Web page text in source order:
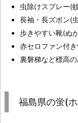
虫除けスプレー(
長袖・長ズボン(
歩きやすい靴(ぬ
赤セロファン付
裏磐梯など標高
福島県の蛍(